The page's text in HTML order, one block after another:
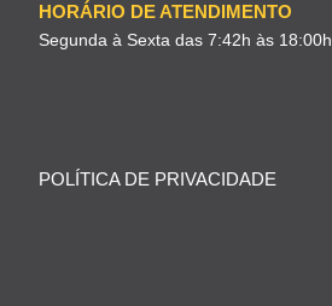
HORÁRIO DE ATENDIMENTO
Segunda à Sexta das 7:42h às 18:00h
POLÍTICA DE PRIVACIDADE